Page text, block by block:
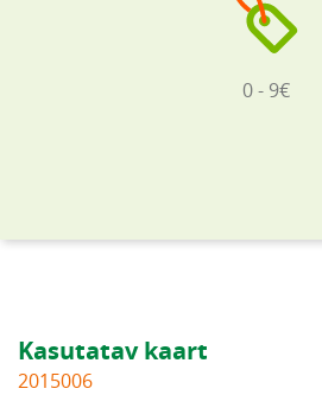
0 - 9€
Kasutatav kaart
2015006